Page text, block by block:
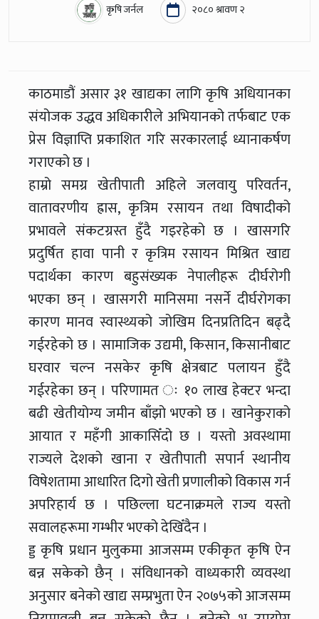
कृषि जर्नल २०८० श्रावण २
काठमाडौं असार ३१ खाद्यका लागि कृषि अधियानका
संयोजक उद्धव अधिकारीले अभियानको तर्फबाट एक
प्रेस विज्ञाप्ति प्रकाशित गरि सरकारलाई ध्यानाकर्षण
गराएको छ ।
हाम्रो समग्र खेतीपाती अहिले जलवायु परिवर्तन,
वातावरणीय ह्रास, कृत्रिम रसायन तथा विषादीको
प्रभावले संकटग्रस्त हुँदै गइरहेको छ । खासगरि
प्रदुर्षित हावा पानी र कृत्रिम रसायन मिश्रित खाद्य
पदार्थका कारण बहुसंख्यक नेपालीहरू दीर्घरोगी
भएका छन् । खासगरी मानिसमा नसर्ने दीर्घरोगका
कारण मानव स्वास्थ्यको जोखिम दिनप्रतिदिन बढ्दै
गईरहेको छ । सामाजिक उद्यमी, किसान, किसानीबाट
घरवार चल्न नसकेर कृषि क्षेत्रबाट पलायन हुँदै
गईरहेका छन् । परिणामत ः १० लाख हेक्टर भन्दा
बढी खेतीयोग्य जमीन बाँझो भएको छ । खानेकुराको
आयात र महँगी आकासिँदो छ । यस्तो अवस्थामा
राज्यले देशको खाना र खेतीपाती सपार्न स्थानीय
विषेशतामा आधारित दिगो खेती प्रणालीको विकास गर्न
अपरिहार्य छ । पछिल्ला घटनाक्रमले राज्य यस्तो
सवालहरूमा गम्भीर भएको देखिँदैन ।
ड्ड कृषि प्रधान मुलुकमा आजसम्म एकीकृत कृषि ऐन
बन्न सकेको छैन् । संविधानको वाध्यकारी व्यवस्था
अनुसार बनेको खाद्य सम्प्रभुता ऐन २०७५को आजसम्म